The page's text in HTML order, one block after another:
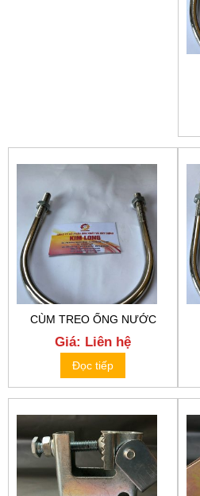
CÙM TREO ỐNG NƯỚC
Giá: Liên hệ
Đọc tiếp